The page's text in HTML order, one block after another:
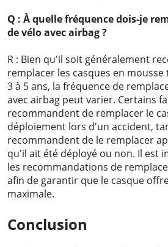
Q : À quelle fréquence dois-je
de vélo avec airbag ?
R : Bien qu'il soit généralement
remplacer les casques en
3 à 5 ans, la fréquence de
avec airbag peut varier. Certains
recommandent de remplacer le
déploiement lors d'un accident,
recommandent de le remplacer
qu'il ait été déployé ou non. Il est
les recommandations de
afin de garantir que le casque
maximale.
Conclusion